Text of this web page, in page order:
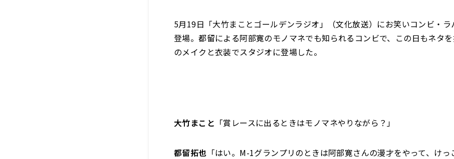
5月19日「大竹まことゴールデンラジオ」（文化放送）にお笑いコンビ・ラ
登場。都留による阿部寛のモノマネでも知られるコンビで、この日もネタ
のメイクと衣装でスタジオに登場した。
大竹まこと 「賞レースに出るときはモノマネやりながら？」
都留拓也 「はい。M-1グランプリのときは阿部寛さんの漫才をやって、けっ